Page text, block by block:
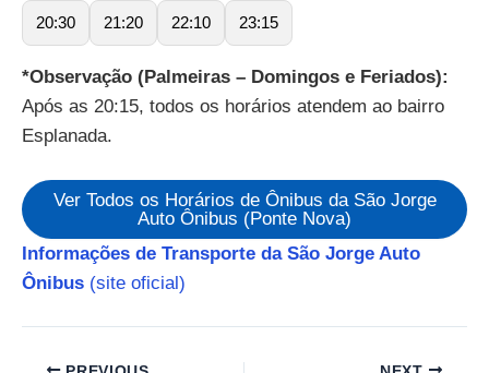
20:30 21:20 22:10 23:15
*Observação (Palmeiras – Domingos e Feriados):
Após as 20:15, todos os horários atendem ao bairro
Esplanada.
Ver Todos os Horários de Ônibus da São Jorge
Auto Ônibus (Ponte Nova)
Informações de Transporte da São Jorge Auto
Ônibus (site oficial)